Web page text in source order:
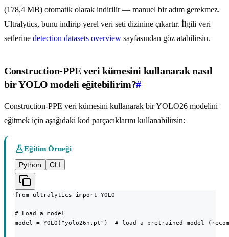
(178,4 MB) otomatik olarak indirilir — manuel bir adım gerekmez.
Ultralytics, bunu indirip yerel veri seti dizinine çıkartır. İlgili veri
setlerine detection datasets overview sayfasından göz atabilirsin.
Construction-PPE veri kümesini kullanarak nasıl
bir YOLO modeli eğitebilirim?#
Construction-PPE veri kümesini kullanarak bir YOLO26 modelini
eğitmek için aşağıdaki kod parçacıklarını kullanabilirsin:
Eğitim Örneği
Python
CLI
from ultralytics import YOLO
# Load a model
model = YOLO("yolo26n.pt")  # load a pretrained model